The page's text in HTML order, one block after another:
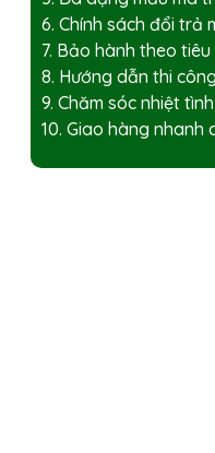
6. Chính sách đổi trả
7. Bảo hành theo tiêu
8. Hướng dẫn thi
9. Chăm sóc nhiệt
10. Giao hàng nhanh